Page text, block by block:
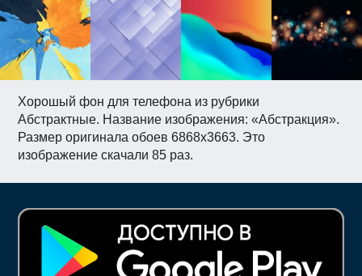
Хорошый фон для телефона из рубрики
Абстрактные. Название изображения: «Абстракция».
Размер оригинала обоев 6868x3663. Это
изображение скачали 85 раз.